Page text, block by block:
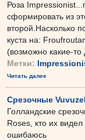
Роза
сформировать из
второй.Насколько
куста на:
(возможно какие-то
Метки:
Читать далее
Срезочные
Голландские
Roses, кто их
ошибаюсь